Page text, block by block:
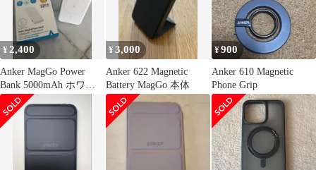
¥ 2,400
Anker MagGo Power
Bank 5000mAh ホワイ
ト
¥3,000
Anker 622 Magnetic
Battery MagGo 本体
¥900
Anker 610 Magnetic
Phone Grip